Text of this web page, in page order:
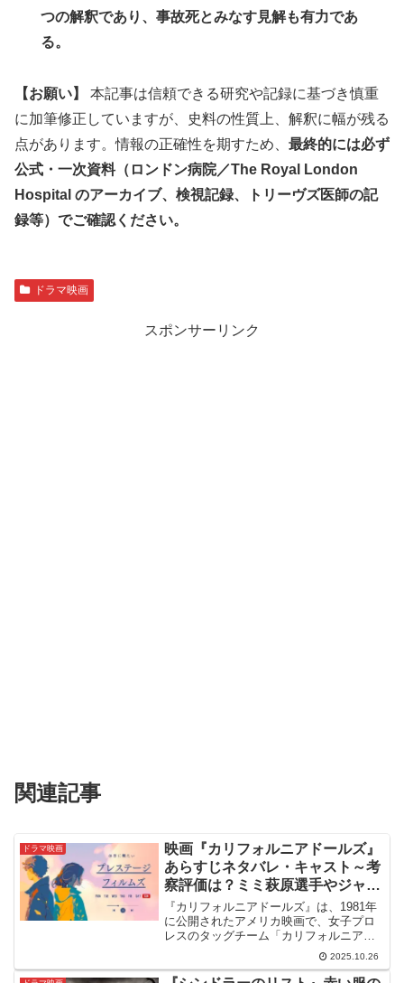
つの解釈であり、事故死とみなす見解も有力であ
る。
【お願い】
本記事は信頼できる研究や記録に基づき慎重
に加筆修正していますが、史料の性質上、解釈に幅が残る
点があります。情報の正確性を期すため、 最終的には必ず
公式・一次資料（ロンドン病院／The Royal London
Hospital のアーカイブ、検視記録、トリーヴズ医師の記
録等）でご確認ください。
ドラマ映画
スポンサーリンク
関連記事
ドラマ映画
映画『カリフォルニアドールズ』
あらすじネタバレ・キャスト～考
察評価は？ミミ萩原選手やジャン
ボ堀！
『カリフォルニアドールズ』は、1981年
に公開されたアメリカ映画で、女子プロ
レスのタッグチーム「カリフォルニア・
ドールズ」と、彼女たちを率いるマネー
ジャーの泥臭くも熱い奮闘を描いたロー
ドムービー兼スポーツ・ドラマです。🚗
2025.10.26